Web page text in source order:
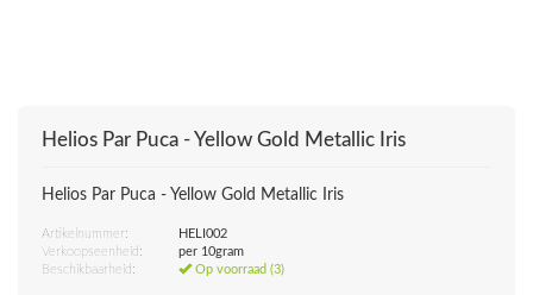
Helios Par Puca - Yellow Gold Metallic Iris
Helios Par Puca - Yellow Gold Metallic Iris
Artikelnummer:
HELI002
Verkoopseenheid:
per 10gram
Beschikbaarheid:
Op voorraad (3)